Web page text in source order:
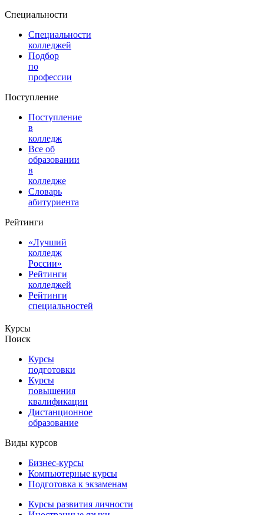
Специальности
Специальности
колледжей
Подбор
по
профессии
Поступление
Поступление
в
колледж
Все об
образовании
в
колледже
Словарь
абитуриента
Рейтинги
«Лучший
колледж
России»
Рейтинги
колледжей
Рейтинги
специальностей
Курсы
Поиск
Курсы
подготовки
Курсы
повышения
квалификации
Дистанционное
образование
Виды курсов
Бизнес-курсы
Компьютерные курсы
Подготовка к экзаменам
Курсы развития личности